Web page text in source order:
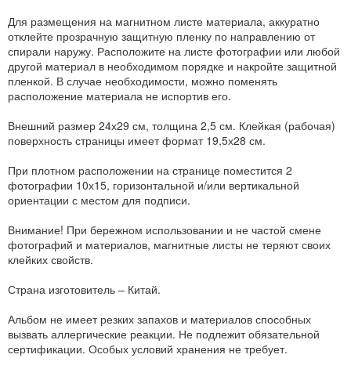
Для размещения на магнитном листе материала, аккуратно
отклейте прозрачную защитную пленку по направлению от
спирали наружу. Расположите на листе фотографии или любой
другой материал в необходимом порядке и накройте защитной
пленкой. В случае необходимости, можно поменять
расположение материала не испортив его.
Внешний размер 24х29 см, толщина 2,5 см. Клейкая (рабочая)
поверхность страницы имеет формат 19,5х28 см.
При плотном расположении на странице поместится 2
фотографии 10х15, горизонтальной и/или вертикальной
ориентации с местом для подписи.
Внимание! При бережном использовании и не частой смене
фотографий и материалов, магнитные листы не теряют своих
клейких свойств.
Страна изготовитель – Китай.
Альбом не имеет резких запахов и материалов способных
вызвать аллергические реакции. Не подлежит обязательной
сертификации. Особых условий хранения не требует.